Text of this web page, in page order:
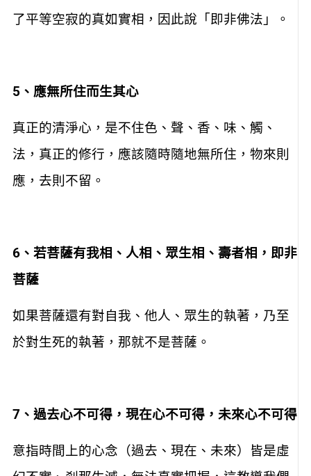
了平等空寂的真如實相，因此說「即非佛法」。
5 、應無所住而生其心
真正的清淨心，是不住色、聲、香、味、觸、
法，真正的修行，應該隨時隨地無所住，物來則
應，去則不留。
6、若菩薩有我相、人相、眾生相、壽者相，即非
菩薩
如果菩薩還有對自我、他人、眾生的執著，乃至
於對生死的執著，那就不是菩薩。
7 、過去心不可得，現在心不可得，未來心不可得
意指時間上的心念（過去、現在、未來）皆是虛